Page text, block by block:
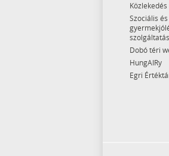
Közlekedés
Szociális és
Dobó téri
HungAIRy
Egri